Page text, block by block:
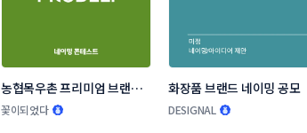
농협목우촌 프리미엄 브랜드
네이밍 공모
꽃이되었다
화장품 브랜드 네이밍 공모
DESIGNAL